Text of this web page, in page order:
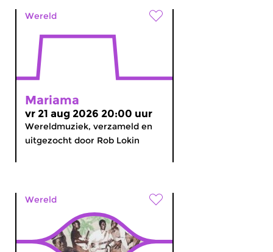
Wereld
Mariama
vr 21 aug 2026 20:00 uur
Wereldmuziek, verzameld en
uitgezocht door Rob Lokin
Wereld